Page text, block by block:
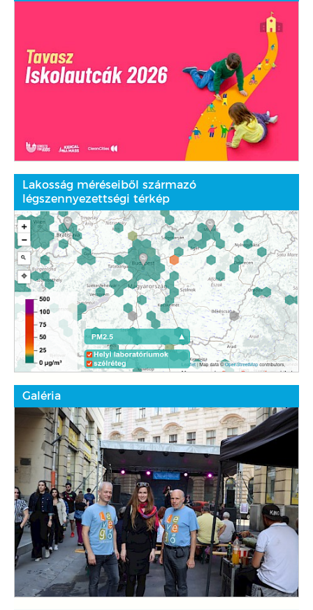
Lakosság méréseiből származó
légszennyezettségi térkép
Galéria